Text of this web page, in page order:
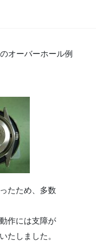
オーバーホール例
たため、多数
作には支障が
たしました。